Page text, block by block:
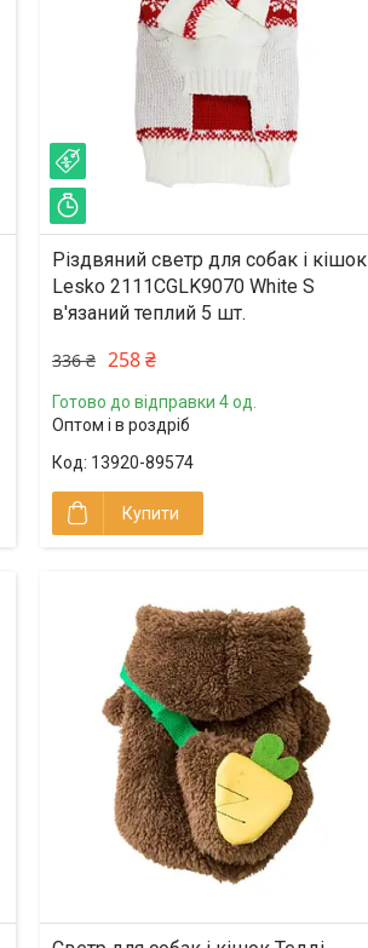
Різдвяний светр для собак і кішок
Lesko 2111CGLK9070 White S
в'язаний теплий 5 шт.
336 ₴ 258 ₴
Готово до відправки 4 од.
Оптом і в роздріб
13920-89574
Купити